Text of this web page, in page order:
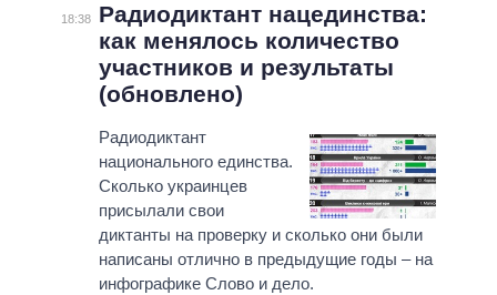
18:38
Радиодиктант нацединства:
как менялось количество
участников и результаты
(обновлено)
Радиодиктант
национального единства.
Сколько украинцев
присылали свои
диктанты на проверку и сколько они были
написаны отлично в предыдущие годы – на
инфографике Слово и дело.